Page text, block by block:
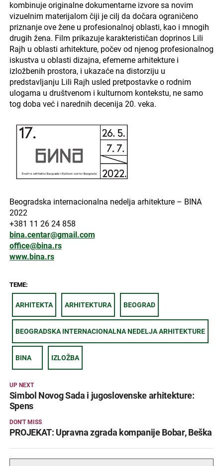
kombinuje originalne dokumentarne izvore sa novim
vizuelnim materijalom čiji je cilj da dočara ograničeno
priznanje ove žene u profesionalnoj oblasti, kao i mnogih
drugih žena. Film prikazuje karakterističan doprinos Lili
Rajh u oblasti arhitekture, počev od njenog profesionalnog
iskustva u oblasti dizajna, efemerne arhitekture i
izložbenih prostora, i ukazaće na distorziju u
predstavljanju Lili Rajh usled pretpostavke o rodnim
ulogama u društvenom i kulturnom kontekstu, ne samo
tog doba već i narednih decenija 20. veka.
Beogradska internacionalna nedelja arhitekture – BINA
2022
+381 11 26 24 858
bina.centar@gmail.com
office@bina.rs
www.bina.rs
TEME:
ARHITEKTA ARHITEKTURA BEOGRAD
BEOGRADSKA INTERNACIONALNA NEDELJA ARHITEKTURE
BINA IZLOŽBA
UP NEXT
Simbol Novog Sada i jugoslovenske arhitekture:
Spens
DON'T MISS
PROJEKAT: Upravna zgrada kompanije Bobar, Beška